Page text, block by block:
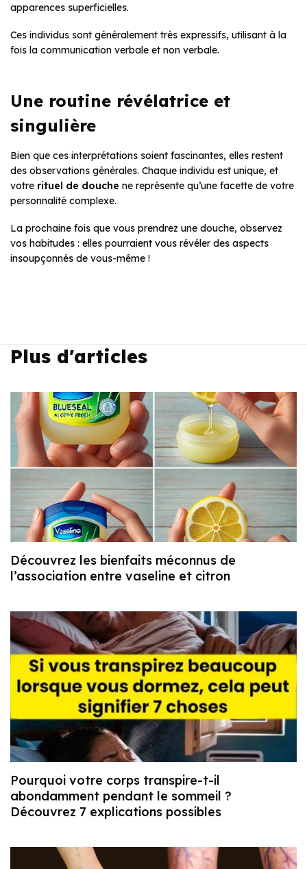
apparences superficielles.
Ces individus sont généralement très expressifs, utilisant à la
fois la communication verbale et non verbale.
Une routine révélatrice et
singulière
Bien que ces interprétations soient fascinantes, elles restent
des observations générales. Chaque individu est unique, et
votre rituel de douche ne représente qu’une facette de votre
personnalité complexe.
La prochaine fois que vous prendrez une douche, observez
vos habitudes : elles pourraient vous révéler des aspects
insoupçonnés de vous-même !
Plus d'articles
Découvrez les bienfaits méconnus de
l’association entre vaseline et citron
Pourquoi votre corps transpire-t-il
abondamment pendant le sommeil ?
Découvrez 7 explications possibles